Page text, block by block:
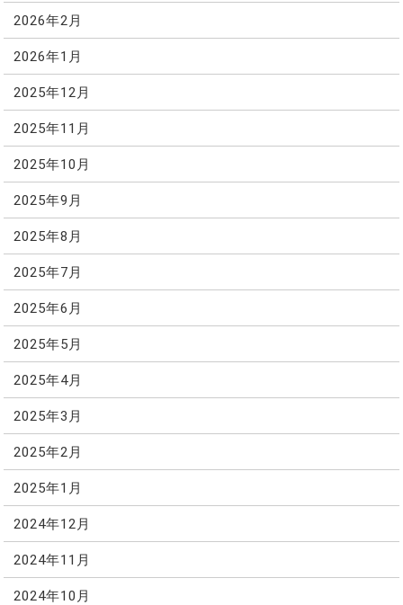
2026年2月
2026年1月
2025年12月
2025年11月
2025年10月
2025年9月
2025年8月
2025年7月
2025年6月
2025年5月
2025年4月
2025年3月
2025年2月
2025年1月
2024年12月
2024年11月
2024年10月